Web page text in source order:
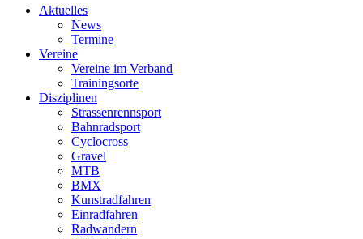
Aktuelles
News
Termine
Vereine
Vereine im Verband
Trainingsorte
Disziplinen
Strassen­rennsport
Bahnrad­sport
Cyclocross
Gravel
MTB
BMX
Kunstradfahren
Einradfahren
Radwandern